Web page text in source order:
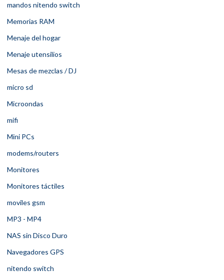
mandos nitendo switch
Memorias RAM
Menaje del hogar
Menaje utensilios
Mesas de mezclas / DJ
micro sd
Microondas
mifi
Mini PCs
modems/routers
Monitores
Monitores táctiles
moviles gsm
MP3 - MP4
NAS sin Disco Duro
Navegadores GPS
nitendo switch